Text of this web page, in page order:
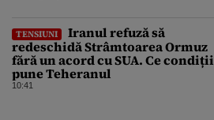
TENSIUNI
Iranul refuză să
redeschidă Strâmtoarea Ormuz
fără un acord cu SUA. Ce condiții
pune Teheranul
10:41